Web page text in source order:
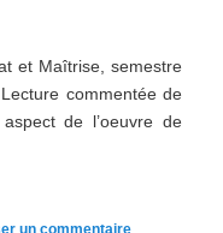
et Maîtrise, semestre
commentée de
de l’oeuvre de
un commentaire